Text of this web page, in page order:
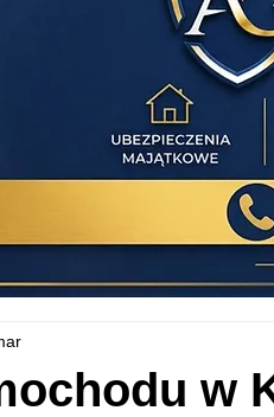
w